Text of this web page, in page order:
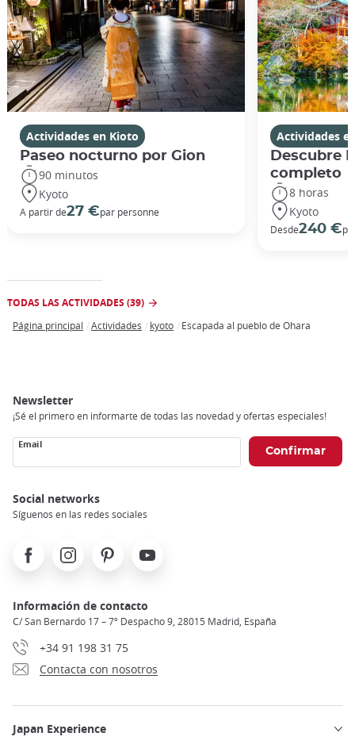
Actividades en Kioto
Paseo nocturno por Gion
90 minutos
Kyoto
A partir de27 €par personne
Actividades
Descubre
completo
8 horas
Kyoto
Desde240 €
TODAS LAS ACTIVIDADES (39)
Página principal Actividades kyoto Escapada al pueblo de Ohara
Newsletter
¡Sé el primero en informarte de todas las novedad y ofertas especiales!
Email
Social networks
Síguenos en las redes sociales
FacebookInstagramPinterest Youtube
Información de contacto
C/ San Bernardo 17 – 7º Despacho 9, 28015 Madrid, España
+34 91 198 31 75
Contacta con nosotros
Japan Experience